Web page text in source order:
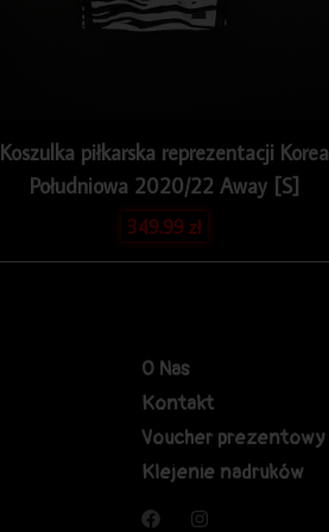
Koszulka piłkarska reprezentacji Korea
Południowa 2020/22 Away [S]
349.99zł
O Nas
Kontakt
Voucher prezentowy
Klejenie nadruków